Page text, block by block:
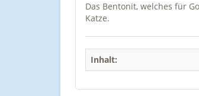
Das Bentonit, welches für
Katze.
Inhalt: